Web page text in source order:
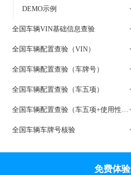
DEMO示例
全国车辆VIN基础信息查验
全国车辆配置查验（VIN）
全国车辆配置查验（车牌号）
全国车辆配置查验（车五项）
全国车辆配置查验（车五项+使用性质）
全国车辆车牌号核验
免费体验